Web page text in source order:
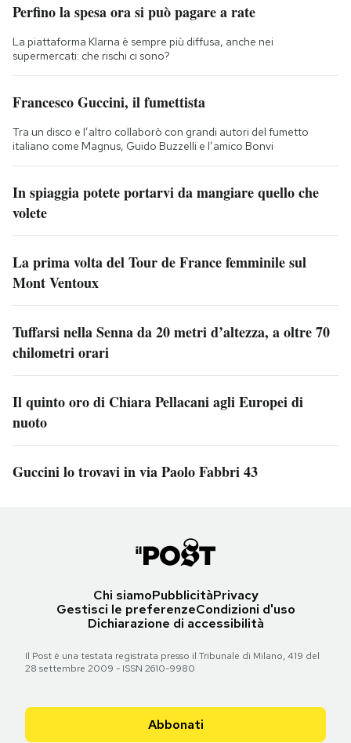
Perfino la spesa ora si può pagare a rate
La piattaforma Klarna è sempre più diffusa, anche nei
supermercati: che rischi ci sono?
Francesco Guccini, il fumettista
Tra un disco e l’altro collaborò con grandi autori del fumetto
italiano come Magnus, Guido Buzzelli e l’amico Bonvi
In spiaggia potete portarvi da mangiare quello che
volete
La prima volta del Tour de France femminile sul
Mont Ventoux
Tuffarsi nella Senna da 20 metri d’altezza, a oltre 70
chilometri orari
Il quinto oro di Chiara Pellacani agli Europei di
nuoto
Guccini lo trovavi in via Paolo Fabbri 43
Chi siamoPubblicitàPrivacy
Gestisci le preferenzeCondizioni d'uso
Dichiarazione di accessibilità
Il Post è una testata registrata presso il Tribunale di Milano, 419 del
28 settembre 2009 - ISSN 2610-9980
Abbonati